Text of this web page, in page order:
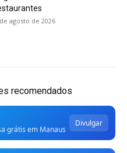
agosto de 2026
recomendados
grátis em Manaus
Divulgar